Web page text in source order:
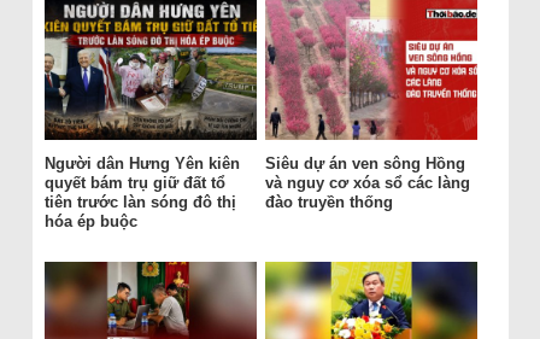
Người dân Hưng Yên kiên
quyết bám trụ giữ đất tổ
tiên trước làn sóng đô thị
hóa ép buộc
Siêu dự án ven sông Hồng
và nguy cơ xóa sổ các làng
đào truyền thống